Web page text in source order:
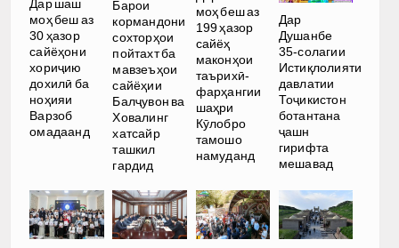
Дар шаш
моҳ беш аз
30 ҳазор
сайёҳони
хориҷию
дохилӣ ба
ноҳияи
Варзоб
омадаанд
Барои
кормандони
сохторҳои
пойтахт ба
мавзеъҳои
сайёҳии
Балҷувон ва
Ховалинг
хатсайр
ташкил
гардид
моҳ беш аз
199 ҳазор
сайёҳ
маконҳои
таърихӣ-
фарҳангии
шаҳри
Кӯлобро
тамошо
намуданд
Дар
Душанбе
35-солагии
Истиқлолияти
давлатии
Тоҷикистон
ботантана
ҷашн
гирифта
мешавад